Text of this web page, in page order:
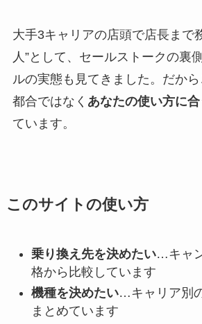
大手3キャリアの店頭で店長まで
人”として、セールストークの裏
ルの実態も見てきました。だか
都合ではなく あなたの使い方に
ています。
このサイトの使い方
乗り換え先を決めたい…キャ
格から比較しています
機種を決めたい…キャリア別
まとめています